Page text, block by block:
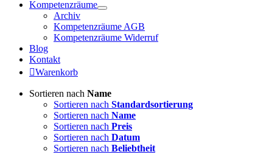
Kompetenzräume
Archiv
Kompetenzräume AGB
Kompetenzräume Widerruf
Blog
Kontakt
Warenkorb
Sortieren nach Name
Sortieren nach Standardsortierung
Sortieren nach Name
Sortieren nach Preis
Sortieren nach Datum
Sortieren nach Beliebtheit